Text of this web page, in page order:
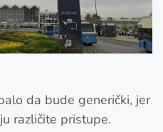
da bude generički, jer
različite pristupe.